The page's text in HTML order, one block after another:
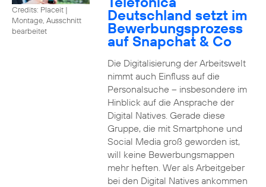
Credits: Placeit |
Montage, Ausschnitt
bearbeitet
Deutschland setzt im
Bewerbungsprozess
auf Snapchat & Co
Die Digitalisierung der Arbeitswelt
nimmt auch Einfluss auf die
Personalsuche – insbesondere im
Hinblick auf die Ansprache der
Digital Natives. Gerade diese
Gruppe, die mit Smartphone und
Social Media groß geworden ist,
will keine Bewerbungsmappen
mehr heften. Wer als Arbeitgeber
bei den Digital Natives ankommen